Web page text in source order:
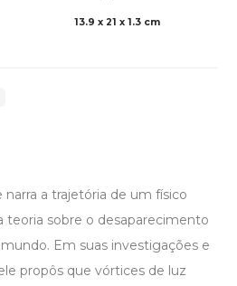
13.9 x 21 x 1.3 cm
a trajetória de um físico
teoria sobre o desaparecimento
Em suas investigações e
propôs que vórtices de luz